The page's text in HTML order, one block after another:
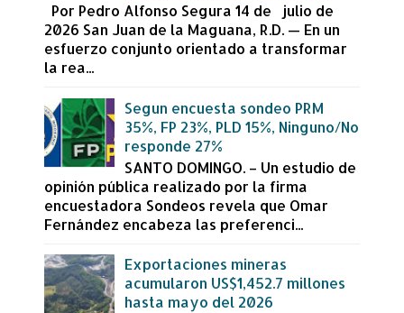
Por Pedro Alfonso Segura 14 de julio de
2026 San Juan de la Maguana, R.D. — En un
esfuerzo conjunto orientado a transformar
la rea...
Segun encuesta sondeo PRM
35%, FP 23%, PLD 15%, Ninguno/No
responde 27%
SANTO DOMINGO. – Un estudio de
opinión pública realizado por la firma
encuestadora Sondeos revela que Omar
Fernández encabeza las preferenci...
Exportaciones mineras
acumularon US$1,452.7 millones
hasta mayo del 2026